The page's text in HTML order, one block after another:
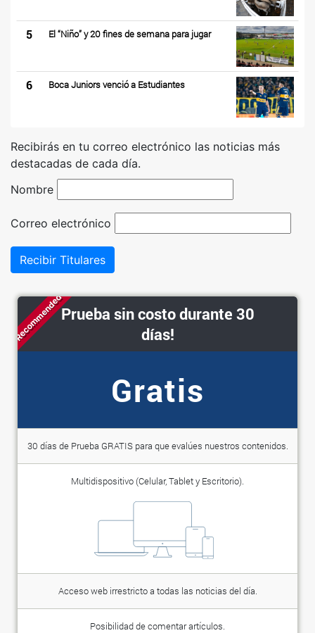
5 El “Niño” y 20 fines de semana para jugar
6 Boca Juniors venció a Estudiantes
Recibirás en tu correo electrónico las noticias más
destacadas de cada día.
Nombre
Correo electrónico
Recibir Titulares
RecommendedPrueba sin costo durante 30
días!
Gratis
30 días de Prueba GRATIS para que evalúes nuestros contenidos.
Multidispositivo (Celular, Tablet y Escritorio).
Acceso web irrestricto a todas las noticias del día.
Posibilidad de comentar artículos.